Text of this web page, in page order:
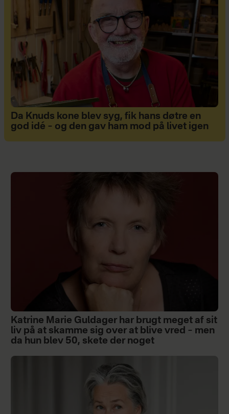
Da Knuds kone blev syg, fik hans døtre en
god idé – og den gav ham mod på livet igen
Katrine Marie Guldager har brugt meget af sit
liv på at skamme sig over at blive vred – men
da hun blev 50, skete der noget